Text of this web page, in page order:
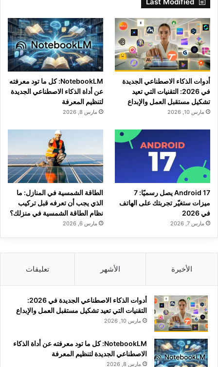
أدوات الذكاء الاصطناعي الجديدة
في 2026: التقنيات التي تعيد
تشكيل مستقبل العمل والإبداع
مارس 10, 2026
NotebookLM: كل ما تود معرفته
عن أداة الذكاء الاصطناعي الجديدة
لتنظيم المعرفة
مارس 8, 2026
Android 17 يصل رسميًا: 7
ميزات ستغيّر تجربتك على الهاتف
في 2026
مارس 7, 2026
الطاقة الشمسية في المنازل: ما
الذي يجب أن تعرفه قبل تركيب
نظام الطاقة الشمسية في منزلك؟
مارس 6, 2026
الأخيرة الأشهر تعليقات
أدوات الذكاء الاصطناعي الجديدة في 2026:
التقنيات التي تعيد تشكيل مستقبل العمل والإبداع
مارس 10, 2026
NotebookLM: كل ما تود معرفته عن أداة الذكاء
الاصطناعي الجديدة لتنظيم المعرفة
مارس 8, 2026